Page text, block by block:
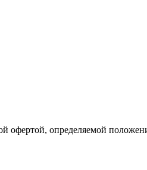
офертой, определяемой